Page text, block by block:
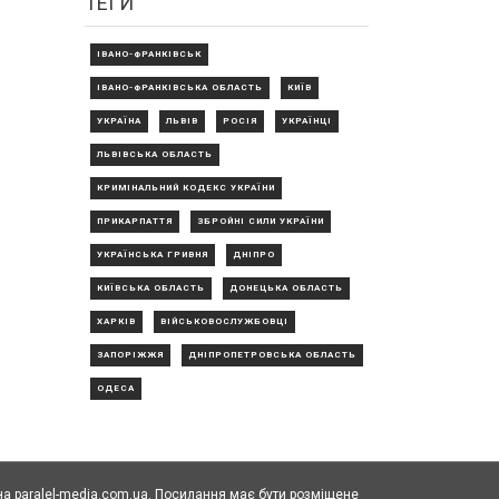
ІВАНО-ФРАНКІВСЬК
ІВАНО-ФРАНКІВСЬКА ОБЛАСТЬ КИЇВ
УКРАЇНА ЛЬВІВ РОСІЯ УКРАЇНЦІ
ЛЬВІВСЬКА ОБЛАСТЬ
КРИМІНАЛЬНИЙ КОДЕКС УКРАЇНИ
ПРИКАРПАТТЯ ЗБРОЙНІ СИЛИ УКРАЇНИ
УКРАЇНСЬКА ГРИВНЯ ДНІПРО
КИЇВСЬКА ОБЛАСТЬ ДОНЕЦЬКА ОБЛАСТЬ
ХАРКІВ ВІЙСЬКОВОСЛУЖБОВЦІ
ЗАПОРІЖЖЯ ДНІПРОПЕТРОВСЬКА ОБЛАСТЬ
ОДЕСА
paralel-media.com.ua. Посилання має бути розміщене